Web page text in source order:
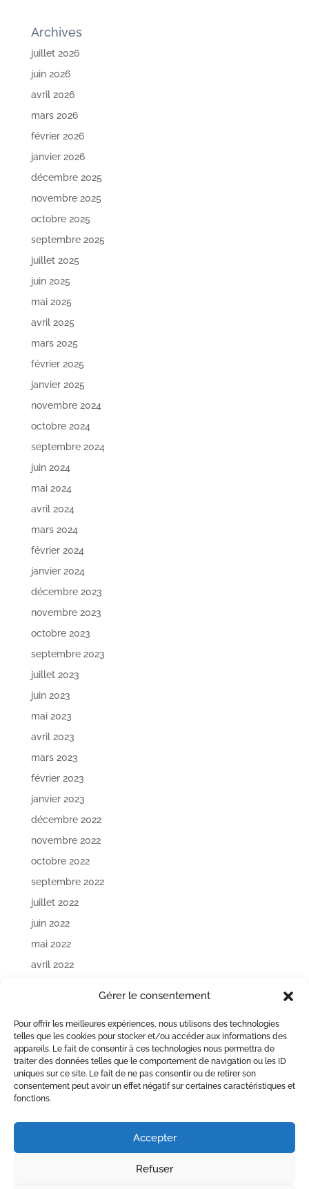
Gérer le consentement
Pour offrir les meilleures expériences, nous utilisons des technologies
telles que les cookies pour stocker et/ou accéder aux informations des
appareils. Le fait de consentir à ces technologies nous permettra de
traiter des données telles que le comportement de navigation ou les ID
uniques sur ce site. Le fait de ne pas consentir ou de retirer son
consentement peut avoir un effet négatif sur certaines caractéristiques et
fonctions.
Accepter
Refuser
Archives
juillet 2026
juin 2026
avril 2026
mars 2026
février 2026
janvier 2026
décembre 2025
novembre 2025
octobre 2025
septembre 2025
juillet 2025
juin 2025
mai 2025
avril 2025
mars 2025
février 2025
janvier 2025
novembre 2024
octobre 2024
septembre 2024
juin 2024
mai 2024
avril 2024
mars 2024
février 2024
janvier 2024
décembre 2023
novembre 2023
octobre 2023
septembre 2023
juillet 2023
juin 2023
mai 2023
avril 2023
mars 2023
février 2023
janvier 2023
décembre 2022
novembre 2022
octobre 2022
septembre 2022
juillet 2022
juin 2022
mai 2022
avril 2022
décembre 2021
Catégories
Lettre d'informations